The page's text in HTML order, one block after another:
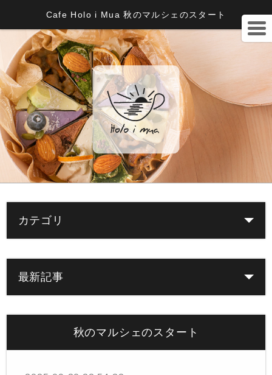
Cafe Holo i Mua 秋のマルシェのスタート
カテゴリ
最新記事
秋のマルシェのスタート